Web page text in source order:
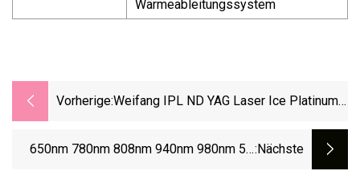
Wärmeableitungssystem
Vorherige:Weifang IPL ND YAG Laser Ice Platinum
Dreifach-Laser Mit Drei Wellenlängen,
Titan-Enthaarungslaser/Haarentfernungs-
650nm 780nm 808nm 940nm 980nm 5D:nächste